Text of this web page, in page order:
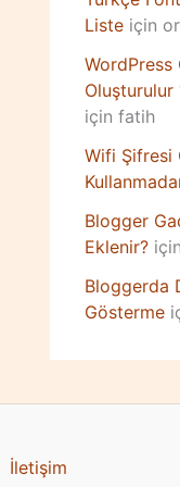
Liste için
WordPress
Oluşturulur
için fatih
Wifi Şifresi
Blogger
Eklenir? için
Bloggerda
Gösterme
İletişim